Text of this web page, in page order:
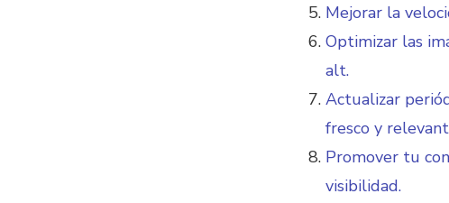
Mejorar la
Optimizar las
alt.
Actualizar
fresco y
Promover tu
visibilidad.